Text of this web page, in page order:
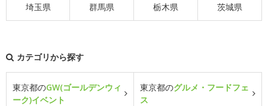
埼玉県 群馬県 栃木県 茨城県
カテゴリから探す
東京都のGW(ゴールデンウィ
ーク)イベント
東京都のグルメ・フードフェ
ス